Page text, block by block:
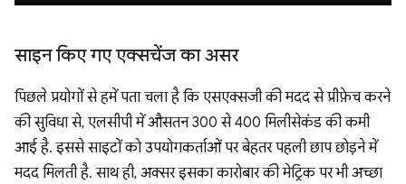
साइन किए गए एक्सचेंज का असर
पिछले प्रयोगों से हमें पता चला है कि एसएक्सजी की मदद से प्रीफ़ेच करने
की सुविधा से, एलसीपी में औसतन 300 से 400 मिलीसेकंड की कमी
आई है. इससे साइटों को उपयोगकर्ताओं पर बेहतर पहली छाप छोड़ने में
मदद मिलती है. साथ ही, अक्सर इसका कारोबार की मेट्रिक पर भी अच्छा